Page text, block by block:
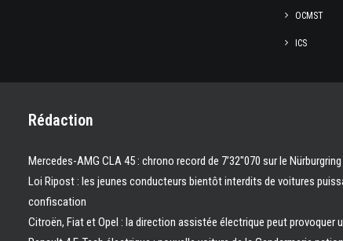
OCMST
ICS
Rédaction
Mercedes-AMG CLA 45 : chrono record de 7’32″070 sur le
Loi Ripost : les jeunes conducteurs bientôt interdits de voitures
confiscation
Citroën, Fiat et Opel : la direction assistée électrique peut provoquer